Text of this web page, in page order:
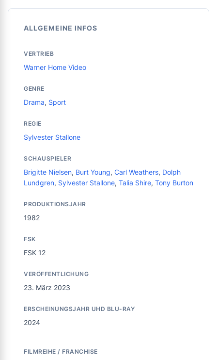
ALLGEMEINE INFOS
VERTRIEB
Warner Home Video
GENRE
Drama, Sport
REGIE
Sylvester Stallone
SCHAUSPIELER
Brigitte Nielsen, Burt Young, Carl Weathers, Dolph
Lundgren, Sylvester Stallone, Talia Shire, Tony Burton
PRODUKTIONSJAHR
1982
FSK
FSK 12
VERÖFFENTLICHUNG
23. März 2023
ERSCHEINUNGSJAHR UHD BLU-RAY
2024
FILMREIHE / FRANCHISE